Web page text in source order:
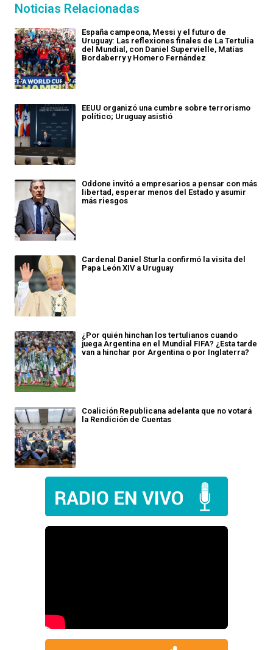
Noticias Relacionadas
España campeona, Messi y el futuro de
Uruguay: Las reflexiones finales de La Tertulia
del Mundial, con Daniel Supervielle, Matías
Bordaberry y Homero Fernández
EEUU organizó una cumbre sobre terrorismo
político; Uruguay asistió
Oddone invitó a empresarios a pensar con más
libertad, esperar menos del Estado y asumir
más riesgos
Cardenal Daniel Sturla confirmó la visita del
Papa León XIV a Uruguay
¿Por quién hinchan los tertulianos cuando
juega Argentina en el Mundial FIFA? ¿Esta tarde
van a hinchar por Argentina o por Inglaterra?
Coalición Republicana adelanta que no votará
la Rendición de Cuentas